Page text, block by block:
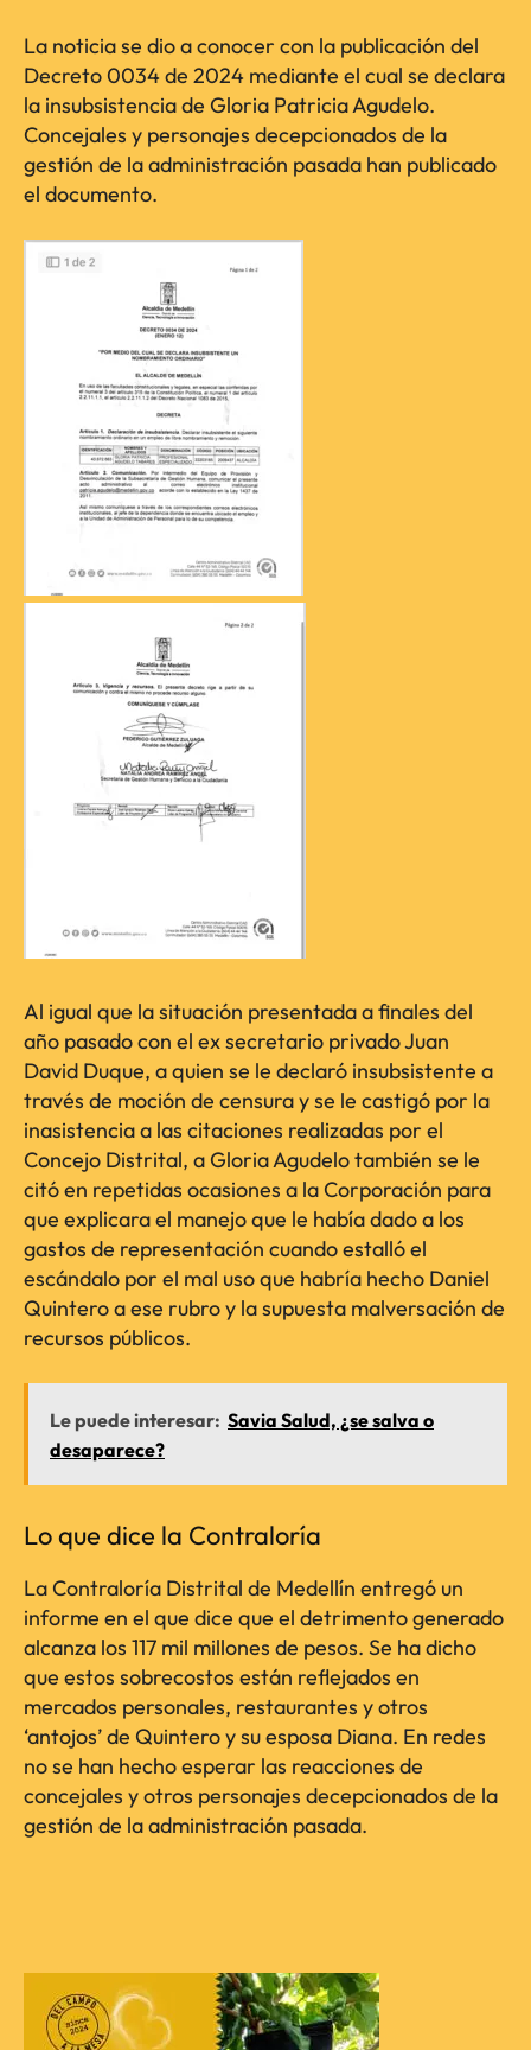
La noticia se dio a conocer con la publicación del
Decreto 0034 de 2024 mediante el cual se declara
la insubsistencia de Gloria Patricia Agudelo.
Concejales y personajes decepcionados de la
gestión de la administración pasada han publicado
el documento.
Al igual que la situación presentada a finales del
año pasado con el ex secretario privado Juan
David Duque, a quien se le declaró insubsistente a
través de moción de censura y se le castigó por la
inasistencia a las citaciones realizadas por el
Concejo Distrital, a Gloria Agudelo también se le
citó en repetidas ocasiones a la Corporación para
que explicara el manejo que le había dado a los
gastos de representación cuando estalló el
escándalo por el mal uso que habría hecho Daniel
Quintero a ese rubro y la supuesta malversación de
recursos públicos.
Le puede interesar: Savia Salud, ¿se salva o
desaparece?
Lo que dice la Contraloría
La Contraloría Distrital de Medellín entregó un
informe en el que dice que el detrimento generado
alcanza los 117 mil millones de pesos. Se ha dicho
que estos sobrecostos están reflejados en
mercados personales, restaurantes y otros
‘antojos’ de Quintero y su esposa Diana. En redes
no se han hecho esperar las reacciones de
concejales y otros personajes decepcionados de la
gestión de la administración pasada.